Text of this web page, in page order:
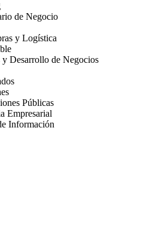
de Negocio
y Logística
y Desarrollo de Negocios
Públicas
Empresarial
Información